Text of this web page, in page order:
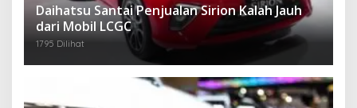
Daihatsu Santai Penjualan Sirion Kalah Jauh
dari Mobil LCGC
1795 Dilihat